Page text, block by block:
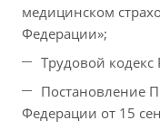
медицинском
Федерации»;
Трудовой
Постановление
Федерации от 15